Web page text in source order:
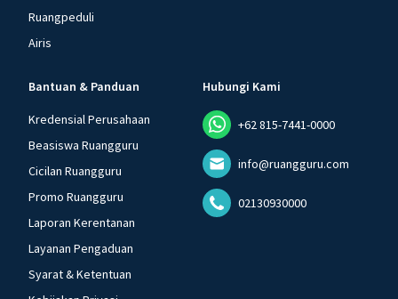
Ruangpeduli
Airis
Bantuan & Panduan
Kredensial Perusahaan
Beasiswa Ruangguru
Cicilan Ruangguru
Promo Ruangguru
Laporan Kerentanan
Layanan Pengaduan
Syarat & Ketentuan
Hubungi Kami
+62 815-7441-0000
info@ruangguru.com
02130930000